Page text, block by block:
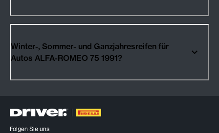
Winter-, Sommer- und Ganzjahresreifen für
Autos ALFA-ROMEO 75 1991?
Folgen Sie uns